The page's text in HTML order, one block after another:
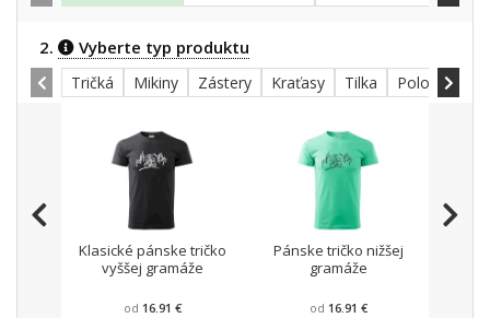
2. Vyberte typ produktu
Tričká Mikiny Zástery Kraťasy Tilka Polokošele
Klasické pánske tričko
vyššej gramáže
od 16.91 €
Pánske tričko nižšej
gramáže
od 16.91 €